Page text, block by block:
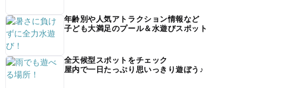
年齢別や人気アトラクション情報など
子ども大満足のプール＆水遊びスポット
全天候型スポットをチェック
屋内で一日たっぷり思いっきり遊ぼう♪